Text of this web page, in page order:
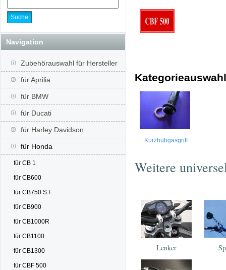
Navigation
Zubehörauswahl für Hersteller
für Aprilia
für BMW
für Ducati
für Harley Davidson
für Honda
für CB 1
für CB600
für CB750 S.F.
für CB900
für CB1000R
für CB1100
für CB1300
für CBF 500
Kategorieauswahl
Kurzhubgasgriff
Weitere
Lenker